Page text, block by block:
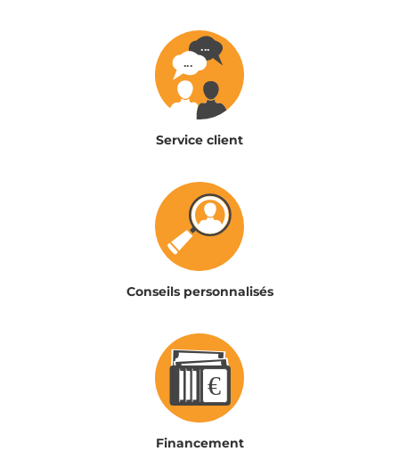
Service client
Conseils personnalisés
Financement